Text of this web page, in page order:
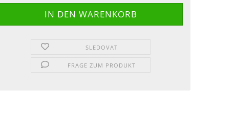
SLEDOVAT
FRAGE ZUM PRODUKT